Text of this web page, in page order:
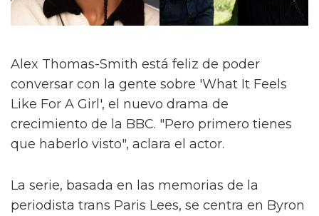
Alex Thomas-Smith está feliz de poder
conversar con la gente sobre 'What It Feels
Like For A Girl', el nuevo drama de
crecimiento de la BBC. "Pero primero tienes
que haberlo visto", aclara el actor.
La serie, basada en las memorias de la
periodista trans Paris Lees, se centra en Byron